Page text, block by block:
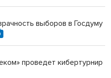
выборов в Госдуму
проведет кибертурнир